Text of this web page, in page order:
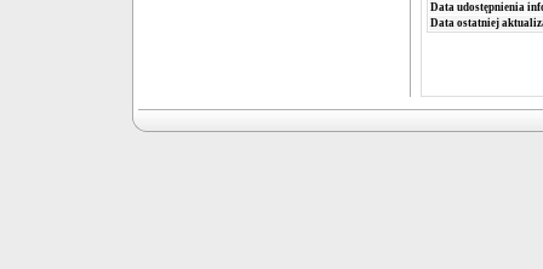
Data udostępnienia
Data ostatniej